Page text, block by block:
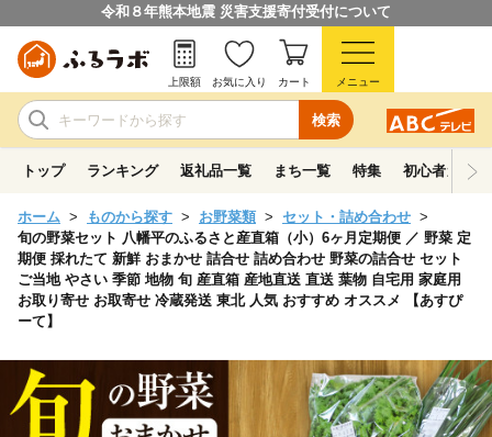
令和８年熊本地震 災害支援寄付受付について
検索
上限額 お気に入り カート メニュー
トップ ランキング 返礼品一覧 まち一覧 特集 初心者ガイド
ホーム ものから探す お野菜類
セット・詰め合わせ
旬の野菜セット 八幡平のふるさと産直箱（小）6ヶ月定期便 ／ 野菜 定
期便 採れたて 新鮮 おまかせ 詰合せ 詰め合わせ 野菜の詰合せ セット
ご当地 やさい 季節 地物 旬 産直箱 産地直送 直送 葉物 自宅用 家庭用
お取り寄せ お取寄せ 冷蔵発送 東北 人気 おすすめ オススメ 【あすぴ
ーて】